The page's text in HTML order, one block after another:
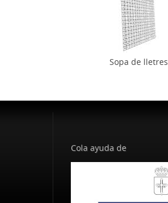
Sopa de lletres
Cola ayuda de